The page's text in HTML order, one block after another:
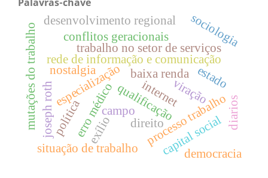
erro médico processo trabalho
situação de trabalho
especializaçãoqualificação
rede de informação e comunicação
trabalho no setor de serviços
viração
mutações do trabalho
capital social
conflitos geracionais
baixa renda
desenvolvimento regional
campo diarios
internet
nostalgia
exílio
joseph roth direito
sociologia
política
democracia
estado